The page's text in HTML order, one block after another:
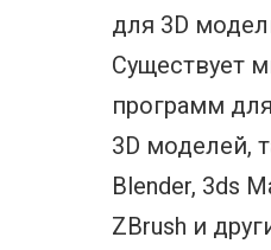
для 3D
Существует
программ
3D моделей,
Blender, 3ds
ZBrush и